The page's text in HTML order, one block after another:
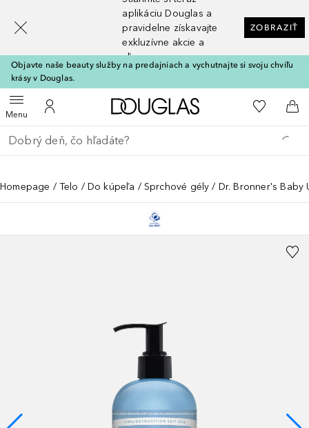
aplikáciu Douglas a
pravidelne získavajte
exkluzívne akcie a
zľavy
ZOBRAZIŤ
Objavte naše beauty služby na predajniach a vychutnajte si svoju chvíľu
krásy v Douglas.
MenuOtvoriť menuDo môjho účtu
Domov Do môjho
Do
Choď späť
Vykonajte vyhľadávanie
Homepage Telo Do kúpeľa Sprchové gély Dr. Bronner's Baby
[navigation.slideout.screenreader]